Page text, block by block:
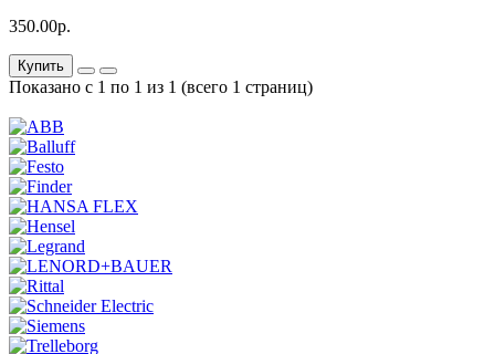
350.00р.
Купить
Показано с 1 по 1 из 1 (всего 1 страниц)